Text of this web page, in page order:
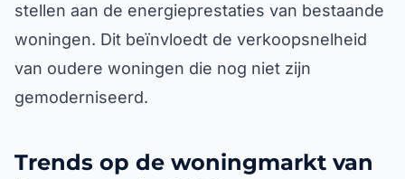
stellen aan de energieprestaties van bestaande
woningen. Dit beïnvloedt de verkoopsnelheid
van oudere woningen die nog niet zijn
gemoderniseerd.
Trends op de woningmarkt van